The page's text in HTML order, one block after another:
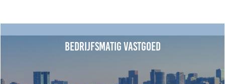
Regeling van Rentmeesters 2020
Klachtenbehandeling Procedure (KBP)
Het verhaal van Gloudemans
Werken bij Gloudemans
Bedrijfsmatig vastgoed